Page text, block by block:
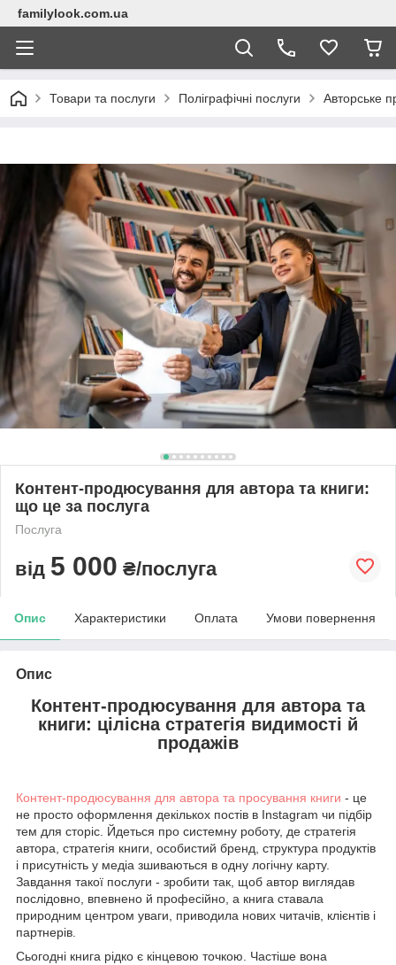
familylook.com.ua
Товари та послуги Поліграфічні послуги Авторське
Контент-продюсування для автора та книги:
що це за послуга
Послуга
від 5 000 ₴/послуга
Опис Характеристики Оплата Умови повернення
Опис
Контент-продюсування для автора та
книги: цілісна стратегія видимості й
продажів
Контент-продюсування для автора та просування книги - це
не просто оформлення декількох постів в Instagram чи підбір
тем для сторіс. Йдеться про системну роботу, де стратегія
автора, стратегія книги, особистий бренд, структура продуктів
і присутність у медіа зшиваються в одну логічну карту.
Завдання такої послуги - зробити так, щоб автор виглядав
послідовно, впевнено й професійно, а книга ставала
природним центром уваги, приводила нових читачів, клієнтів і
партнерів.
Сьогодні книга рідко є кінцевою точкою. Частіше вона